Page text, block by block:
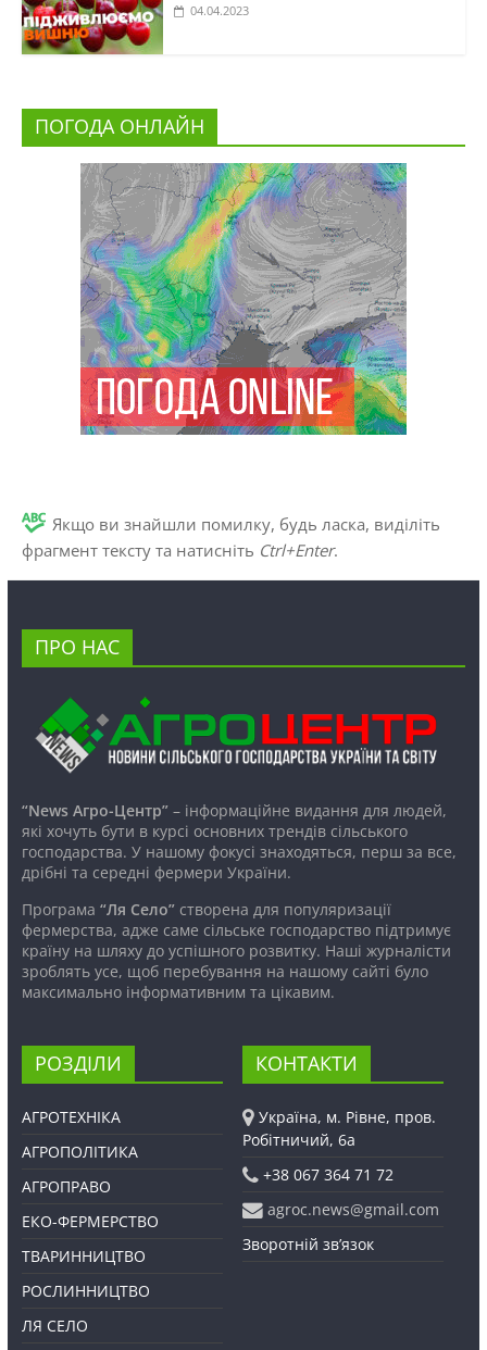
04.04.2023
ПОГОДА ОНЛАЙН
Якщо ви знайшли помилку, будь ласка, виділіть
фрагмент тексту та натисніть Ctrl+Enter.
ПРО НАС
“News Агро-Центр”– інформаційне видання для людей,
які хочуть бути в курсі основних трендів сільського
господарства. У нашому фокусі знаходяться, перш за все,
дрібні та середні фермери України.
Програма “Ля Село”створена для популяризації
фермерства, адже саме сільське господарство підтримує
країну на шляху до успішного розвитку. Наші журналісти
зроблять усе, щоб перебування на нашому сайті було
максимально інформативним та цікавим.
РОЗДІЛИ
АГРОТЕХНІКА
АГРОПОЛІТИКА
АГРОПРАВО
ЕКО-ФЕРМЕРСТВО
ТВАРИННИЦТВО
РОСЛИННИЦТВО
ЛЯ СЕЛО
КОНТАКТИ
Україна, м. Рівне, пров.
Робітничий, 6а
+38 067 364 71 72
agroc.news@gmail.com
Зворотній зв’язок